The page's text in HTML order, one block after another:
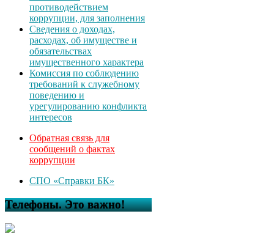
противодействием
коррупции, для заполнения
Сведения о доходах,
расходах, об имуществе и
обязательствах
имущественного характера
Комиссия по соблюдению
требований к служебному
поведению и
урегулированию конфликта
интересов
Обратная связь для
сообщений о фактах
коррупции
СПО «Справки БК»
Телефоны. Это важно!